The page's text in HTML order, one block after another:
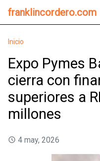
franklincordero.com
Inicio
Expo Pymes
cierra con
superiores a
millones
4 may, 2026